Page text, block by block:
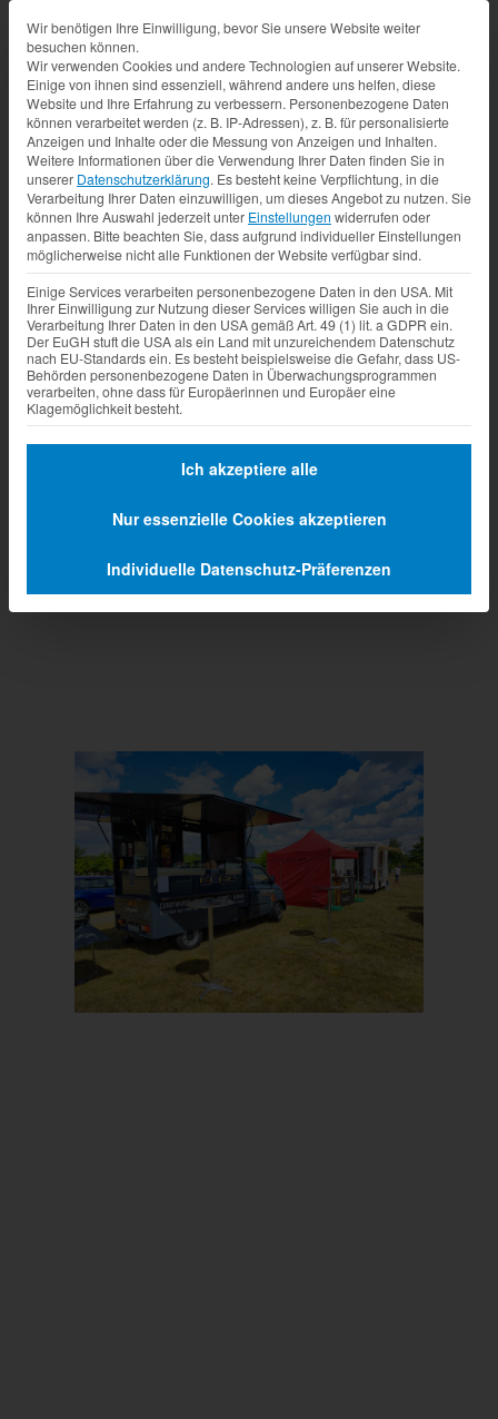
Prev Next
Datenschutz-Präferenz
Wir benötigen Ihre Einwilligung, bevor Sie unsere Website weiter
besuchen können.
Wir verwenden Cookies und andere Technologien auf unserer Website.
Einige von ihnen sind essenziell, während andere uns helfen, diese
Website und Ihre Erfahrung zu verbessern. Personenbezogene Daten
können verarbeitet werden (z. B. IP-Adressen), z. B. für personalisierte
Anzeigen und Inhalte oder die Messung von Anzeigen und Inhalten.
Weitere Informationen über die Verwendung Ihrer Daten finden Sie in
unserer Datenschutzerklärung. Es besteht keine Verpflichtung, in die
Verarbeitung Ihrer Daten einzuwilligen, um dieses Angebot zu nutzen. Sie
können Ihre Auswahl jederzeit unter Einstellungen widerrufen oder
anpassen. Bitte beachten Sie, dass aufgrund individueller Einstellungen
möglicherweise nicht alle Funktionen der Website verfügbar sind.
Einige Services verarbeiten personenbezogene Daten in den USA. Mit
Ihrer Einwilligung zur Nutzung dieser Services willigen Sie auch in die
Verarbeitung Ihrer Daten in den USA gemäß Art. 49 (1) lit. a GDPR ein.
Der EuGH stuft die USA als ein Land mit unzureichendem Datenschutz
nach EU-Standards ein. Es besteht beispielsweise die Gefahr, dass US-
Behörden personenbezogene Daten in Überwachungsprogrammen
verarbeiten, ohne dass für Europäerinnen und Europäer eine
Klagemöglichkeit besteht.
Ich akzeptiere alle
Nur essenzielle Cookies akzeptieren
Individuelle Datenschutz-Präferenzen